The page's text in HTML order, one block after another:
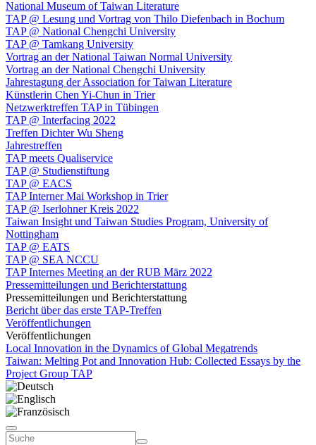
National Museum of Taiwan Literature
TAP @ Lesung und Vortrag von Thilo Diefenbach in Bochum
TAP @ National Chengchi University
TAP @ Tamkang University
Vortrag an der National Taiwan Normal University
Vortrag an der National Chengchi University
Jahrestagung der Association for Taiwan Literature
Künstlerin Chen Yi-Chun in Trier
Netzwerktreffen TAP in Tübingen
TAP @ Interfacing 2022
Treffen Dichter Wu Sheng
Jahrestreffen
TAP meets Qualiservice
TAP @ Studienstiftung
TAP @ EACS
TAP Interner Mai Workshop in Trier
TAP @ Iserlohner Kreis 2022
Taiwan Insight und Taiwan Studies Program, University of
Nottingham
TAP @ EATS
TAP @ SEA NCCU
TAP Internes Meeting an der RUB März 2022
Pressemitteilungen und Berichterstattung
Pressemitteilungen und Berichterstattung
Bericht über das erste TAP-Treffen
Veröffentlichungen
Veröffentlichungen
Local Innovation in the Dynamics of Global Megatrends
Taiwan: Melting Pot and Innovation Hub: Collected Essays by the
Project Group TAP